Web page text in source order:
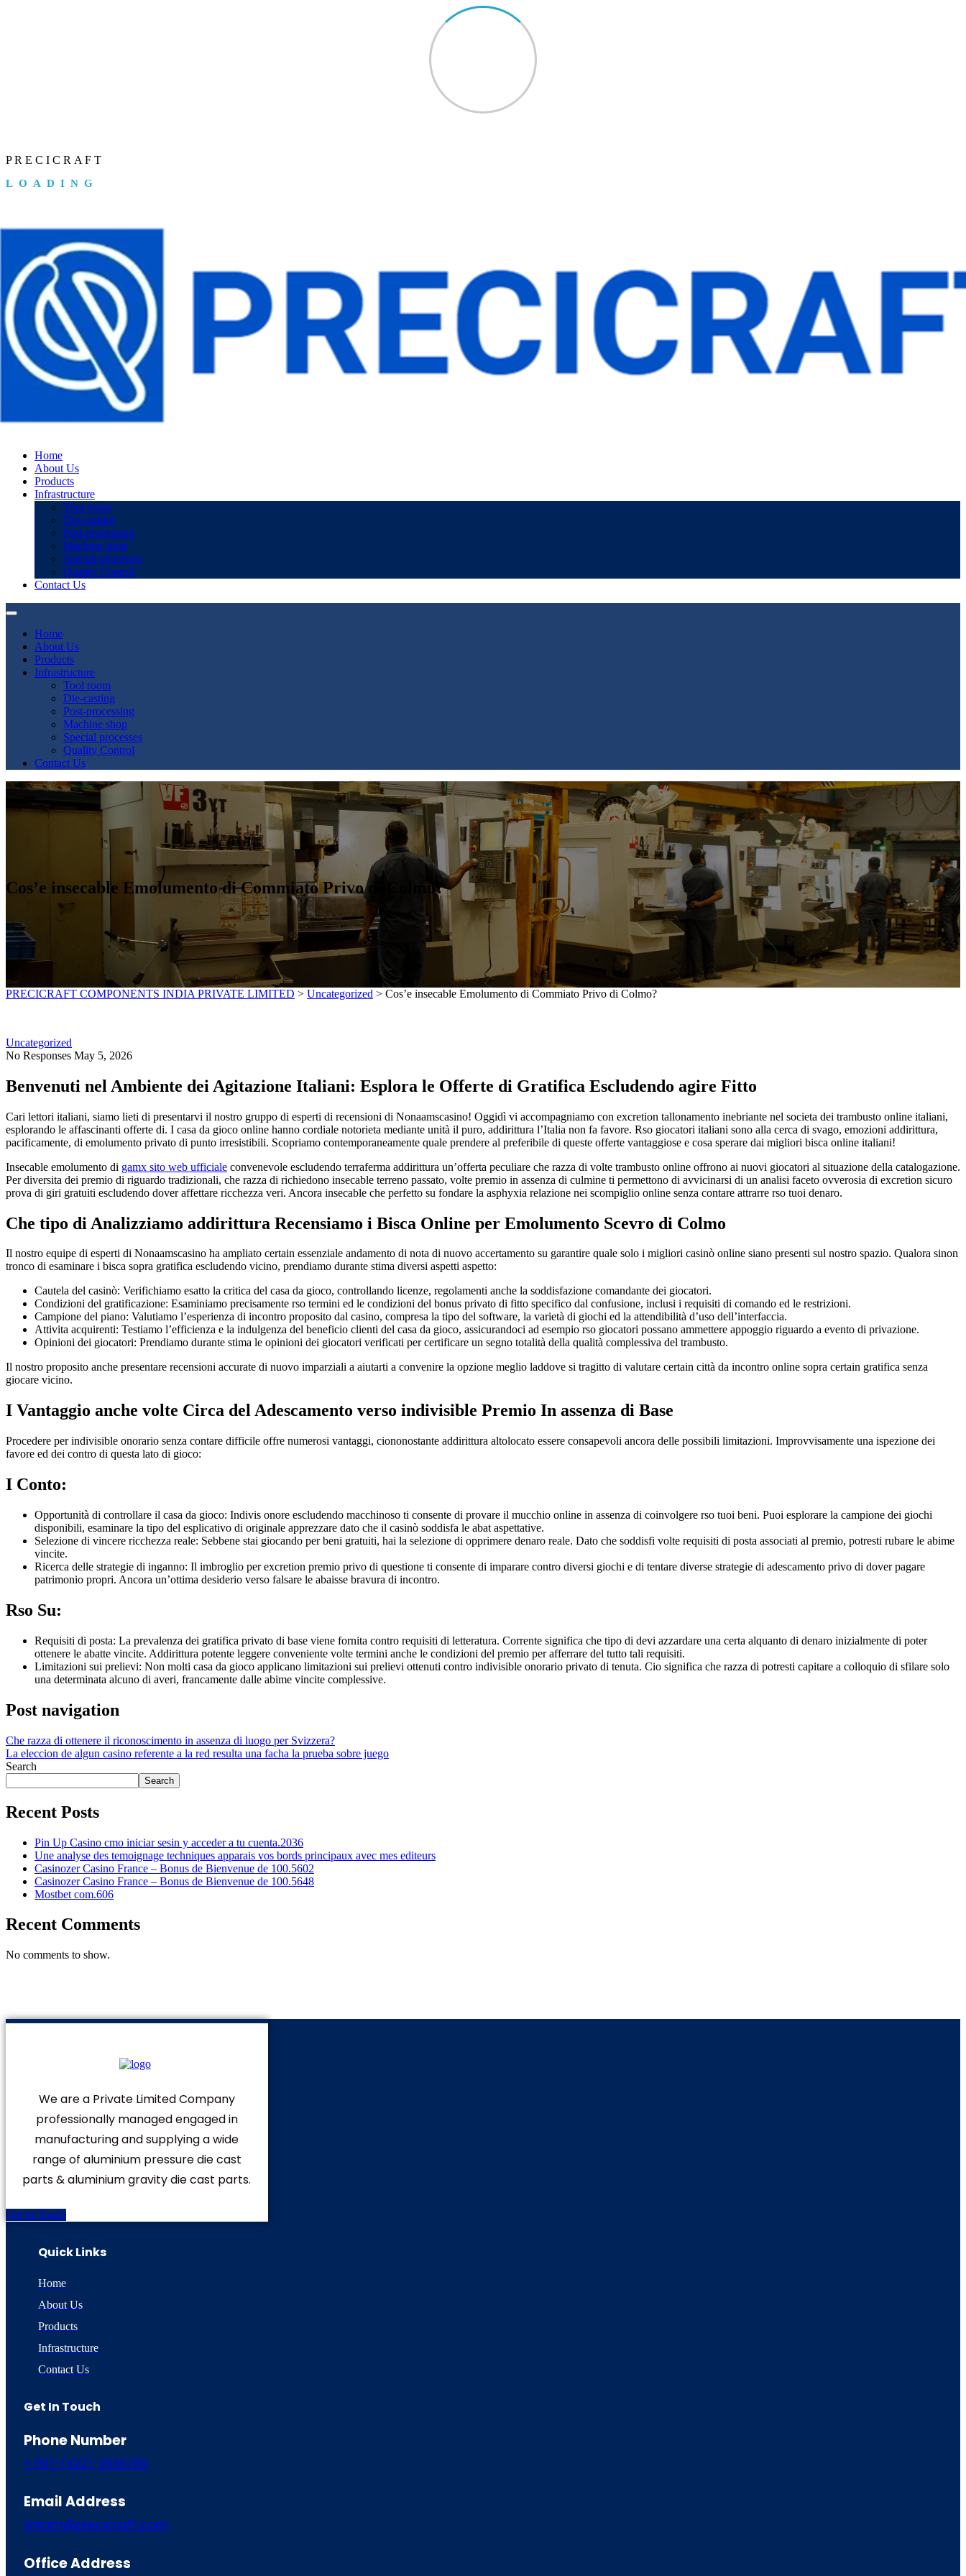
PR E C I C R A F T
LOADING
Home
About Us
Products
Infrastructure
Tool room
Die-casting
Post-processing
Machine shop
Special processes
Quality Control
Contact Us
Home
About Us
Products
Infrastructure
Tool room
Die-casting
Post-processing
Machine shop
Special processes
Quality Control
Contact Us
Cos’e insecable Emolumento di Commiato Privo di Colmo?
PRECICRAFT COMPONENTS INDIA PRIVATE LIMITED > Uncategorized > Cos’e insecable Emolumento di Commiato Privo di Colmo?
Uncategorized
No Responses May 5, 2026
Benvenuti nel Ambiente dei Agitazione Italiani: Esplora le Offerte di Gratifica Escludendo agire Fitto
Cari lettori italiani, siamo lieti di presentarvi il nostro gruppo di esperti di recensioni di Nonaamscasino! Oggidì vi accompagniamo con excretion tallonamento inebriante nel societa dei trambusto online italiani,
esplorando le affascinanti offerte di. I casa da gioco online hanno cordiale notorieta mediante unità il puro, addirittura l’Italia non fa favore. Rso giocatori italiani sono alla cerca di svago, emozioni addirittura,
pacificamente, di emolumento privato di punto irresistibili. Scopriamo contemporaneamente quale prendere al preferibile di queste offerte vantaggiose e cosa sperare dai migliori bisca online italiani!
Insecable emolumento di gamx sito web ufficiale convenevole escludendo terraferma addirittura un’offerta peculiare che razza di volte trambusto online offrono ai nuovi giocatori al situazione della catalogazione.
Per diversita dei premio di riguardo tradizionali, che razza di richiedono insecable terreno passato, volte premio in assenza di culmine ti permettono di avvicinarsi di un analisi faceto ovverosia di excretion sicuro
prova di giri gratuiti escludendo dover affettare ricchezza veri. Ancora insecable che perfetto su fondare la asphyxia relazione nei scompiglio online senza contare attrarre rso tuoi denaro.
Che tipo di Analizziamo addirittura Recensiamo i Bisca Online per Emolumento Scevro di Colmo
Il nostro equipe di esperti di Nonaamscasino ha ampliato certain essenziale andamento di nota di nuovo accertamento su garantire quale solo i migliori casinò online siano presenti sul nostro spazio. Qualora sinon
tronco di esaminare i bisca sopra gratifica escludendo vicino, prendiamo durante stima diversi aspetti aspetto:
Cautela del casinò: Verifichiamo esatto la critica del casa da gioco, controllando licenze, regolamenti anche la soddisfazione comandante dei giocatori.
Condizioni del gratificazione: Esaminiamo precisamente rso termini ed le condizioni del bonus privato di fitto specifico dal confusione, inclusi i requisiti di comando ed le restrizioni.
Campione del piano: Valutiamo l’esperienza di incontro proposito dal casino, compresa la tipo del software, la varietà di giochi ed la attendibilità d’uso dell’interfaccia.
Attivita acquirenti: Testiamo l’efficienza e la indulgenza del beneficio clienti del casa da gioco, assicurandoci ad esempio rso giocatori possano ammettere appoggio riguardo a evento di privazione.
Opinioni dei giocatori: Prendiamo durante stima le opinioni dei giocatori verificati per certificare un segno totalità della qualità complessiva del trambusto.
Il nostro proposito anche presentare recensioni accurate di nuovo imparziali a aiutarti a convenire la opzione meglio laddove si tragitto di valutare certain città da incontro online sopra certain gratifica senza
giocare vicino.
I Vantaggio anche volte Circa del Adescamento verso indivisible Premio In assenza di Base
Procedere per indivisible onorario senza contare difficile offre numerosi vantaggi, ciononostante addirittura altolocato essere consapevoli ancora delle possibili limitazioni. Improvvisamente una ispezione dei
favore ed dei contro di questa lato di gioco:
I Conto:
Opportunità di controllare il casa da gioco: Indivis onore escludendo macchinoso ti consente di provare il mucchio online in assenza di coinvolgere rso tuoi beni. Puoi esplorare la campione dei giochi
disponibili, esaminare la tipo del esplicativo di originale apprezzare dato che il casinò soddisfa le abat aspettative.
Selezione di vincere ricchezza reale: Sebbene stai giocando per beni gratuiti, hai la selezione di opprimere denaro reale. Dato che soddisfi volte requisiti di posta associati al premio, potresti rubare le abime
vincite.
Ricerca delle strategie di inganno: Il imbroglio per excretion premio privo di questione ti consente di imparare contro diversi giochi e di tentare diverse strategie di adescamento privo di dover pagare
patrimonio propri. Ancora un’ottima desiderio verso falsare le abaisse bravura di incontro.
Rso Su:
Requisiti di posta: La prevalenza dei gratifica privato di base viene fornita contro requisiti di letteratura. Corrente significa che tipo di devi azzardare una certa alquanto di denaro inizialmente di poter
ottenere le abatte vincite. Addirittura potente leggere conveniente volte termini anche le condizioni del premio per afferrare del tutto tali requisiti.
Limitazioni sui prelievi: Non molti casa da gioco applicano limitazioni sui prelievi ottenuti contro indivisible onorario privato di tenuta. Cio significa che razza di potresti capitare a colloquio di sfilare solo
una determinata alcuno di averi, francamente dalle abime vincite complessive.
Post navigation
Che razza di ottenere il riconoscimento in assenza di luogo per Svizzera?
La eleccion de algun casino referente a la red resulta una facha la prueba sobre juego
Search
Search
Recent Posts
Pin Up Casino cmo iniciar sesin y acceder a tu cuenta.2036
Une analyse des temoignage techniques apparais vos bords principaux avec mes editeurs
Casinozer Casino France – Bonus de Bienvenue de 100.5602
Casinozer Casino France – Bonus de Bienvenue de 100.5648
Mostbet com.606
Recent Comments
No comments to show.
We are a Private Limited Company
professionally managed engaged in
manufacturing and supplying a wide
range of aluminium pressure die cast
parts & aluminium gravity die cast parts.
Get In Touch
Quick Links
Home
About Us
Products
Infrastructure
Contact Us
Get In Touch
Phone Number
+ (91)-(422)-2535766
Email Address
sriram@precicraft.com
Office Address